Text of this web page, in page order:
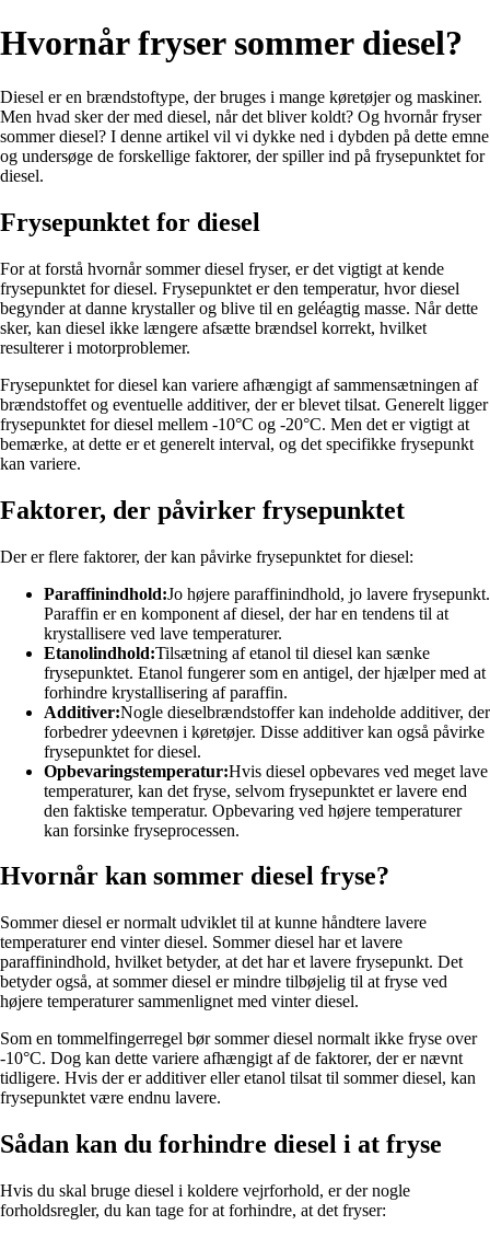
Hvornår fryser sommer diesel?
Diesel er en brændstoftype, der bruges i mange køretøjer og maskiner.
Men hvad sker der med diesel, når det bliver koldt? Og hvornår fryser
sommer diesel? I denne artikel vil vi dykke ned i dybden på dette emne
og undersøge de forskellige faktorer, der spiller ind på frysepunktet for
diesel.
Frysepunktet for diesel
For at forstå hvornår sommer diesel fryser, er det vigtigt at kende
frysepunktet for diesel. Frysepunktet er den temperatur, hvor diesel
begynder at danne krystaller og blive til en geléagtig masse. Når dette
sker, kan diesel ikke længere afsætte brændsel korrekt, hvilket
resulterer i motorproblemer.
Frysepunktet for diesel kan variere afhængigt af sammensætningen af ​​
brændstoffet og eventuelle additiver, der er blevet tilsat. Generelt ligger
frysepunktet for diesel mellem -10°C og -20°C. Men det er vigtigt at
bemærke, at dette er et generelt interval, og det specifikke frysepunkt
kan variere.
Faktorer, der påvirker frysepunktet
Der er flere faktorer, der kan påvirke frysepunktet for diesel:
Paraffinindhold:Jo højere paraffinindhold, jo lavere frysepunkt.
Paraffin er en komponent af diesel, der har en tendens til at
krystallisere ved lave temperaturer.
Etanolindhold:Tilsætning af etanol til diesel kan sænke
frysepunktet. Etanol fungerer som en antigel, der hjælper med at
forhindre krystallisering af paraffin.
Additiver:Nogle dieselbrændstoffer kan indeholde additiver, der
forbedrer ydeevnen i køretøjer. Disse additiver kan også påvirke
frysepunktet for diesel.
Opbevaringstemperatur:Hvis diesel opbevares ved meget lave
temperaturer, kan det fryse, selvom frysepunktet er lavere end
den faktiske temperatur. Opbevaring ved højere temperaturer
kan forsinke fryseprocessen.
Hvornår kan sommer diesel fryse?
Sommer diesel er normalt udviklet til at kunne håndtere lavere
temperaturer end vinter diesel. Sommer diesel har et lavere
paraffinindhold, hvilket betyder, at det har et lavere frysepunkt. Det
betyder også, at sommer diesel er mindre tilbøjelig til at fryse ved
højere temperaturer sammenlignet med vinter diesel.
Som en tommelfingerregel bør sommer diesel normalt ikke fryse over
-10°C. Dog kan dette variere afhængigt af de faktorer, der er nævnt
tidligere. Hvis der er additiver eller etanol tilsat til sommer diesel, kan
frysepunktet være endnu lavere.
Sådan kan du forhindre diesel i at fryse
Hvis du skal bruge diesel i koldere vejrforhold, er der nogle
forholdsregler, du kan tage for at forhindre, at det fryser: